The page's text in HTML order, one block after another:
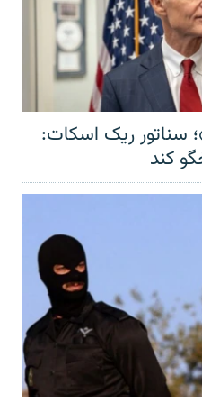
سناتور ریک اسکات:
کند